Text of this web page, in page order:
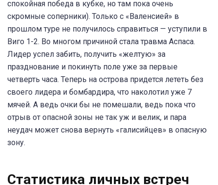
спокойная победа в кубке, но там пока очень
скромные соперники). Только с «Валенсией» в
прошлом туре не получилось справиться — уступили в
Виго 1-2. Во многом причиной стала травма Аспаса.
Лидер успел забить, получить «желтую» за
празднование и покинуть поле уже за первые
четверть часа. Теперь на острова придется лететь без
своего лидера и бомбардира, что наколотил уже 7
мячей. А ведь очки бы не помешали, ведь пока что
отрыв от опасной зоны не так уж и велик, и пара
неудач может снова вернуть «галисийцев» в опасную
зону.
Статистика личных встреч